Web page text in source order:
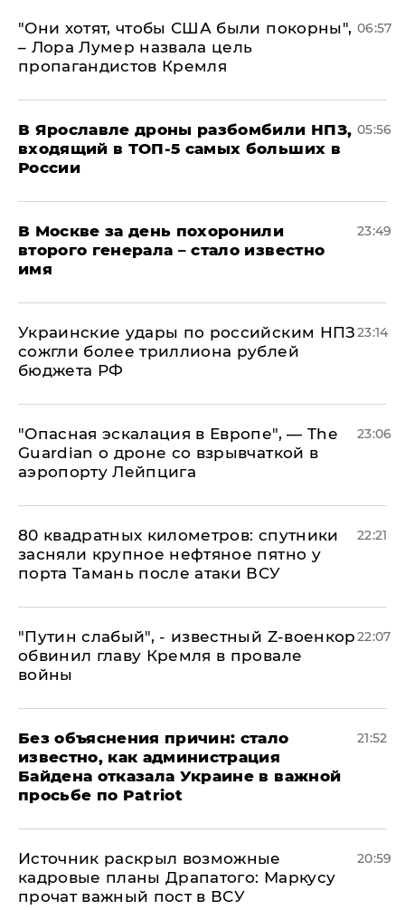
"Они хотят, чтобы США были покорны",
– Лора Лумер назвала цель
пропагандистов Кремля
06:57
В Ярославле дроны разбомбили НПЗ,
входящий в ТОП-5 самых больших в
России
05:56
В Москве за день похоронили
второго генерала – стало известно
имя
23:49
Украинские удары по российским НПЗ
сожгли более триллиона рублей
бюджета РФ
23:14
"Опасная эскалация в Европе", — The
Guardian о дроне со взрывчаткой в
аэропорту Лейпцига
23:06
80 квадратных километров: спутники
засняли крупное нефтяное пятно у
порта Тамань после атаки ВСУ
22:21
​"Путин слабый", - известный Z-военкор
обвинил главу Кремля в провале
войны
22:07
Без объяснения причин: стало
известно, как администрация
Байдена отказала Украине в важной
просьбе по Patriot
21:52
​Источник раскрыл возможные
кадровые планы Драпатого: Маркусу
прочат важный пост в ВСУ
20:59